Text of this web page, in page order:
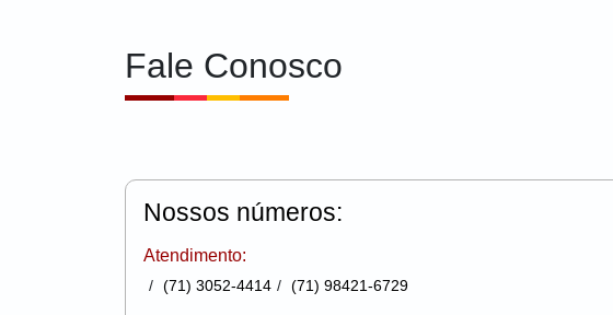
Fale Conosco
Nossos números:
Atendimento:
(71) 3052-4414 (71) 98421-6729